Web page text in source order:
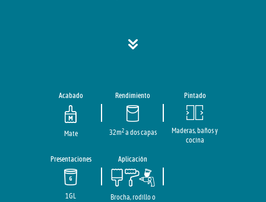
Acabado
Mate
Rendimiento
32m2a dos capas
Pintado
Maderas, baños y
cocina
Presentaciones
1GL
Aplicación
Brocha, rodillo o